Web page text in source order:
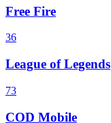
Free Fire
36
League of Legends
73
COD Mobile